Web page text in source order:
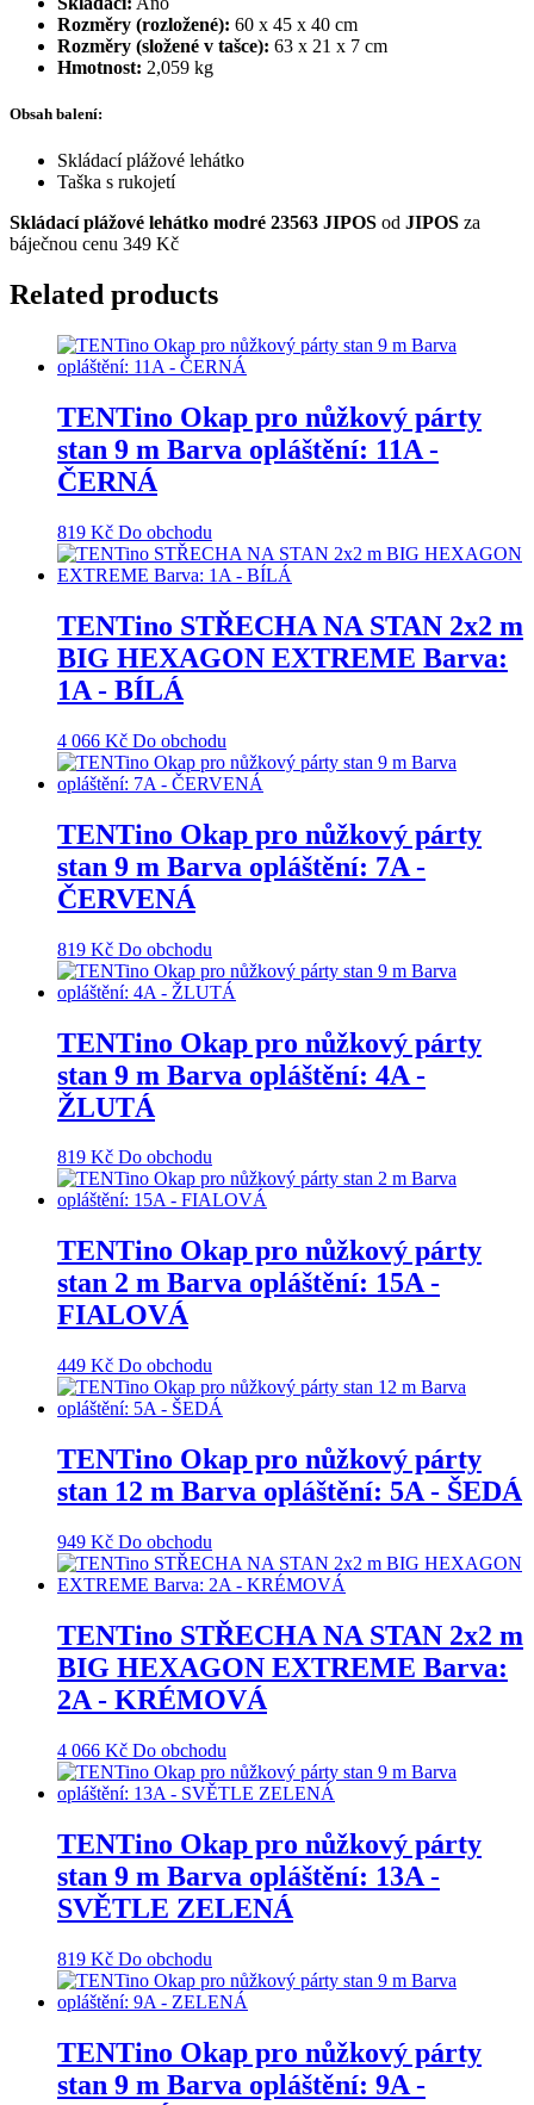
Rozměry (rozložené): 60 x 45 x 40 cm
Rozměry (složené v tašce): 63 x 21 x 7 cm
Hmotnost: 2,059 kg
Obsah balení:
Skládací plážové lehátko
Taška s rukojetí
Skládací plážové lehátko modré 23563 JIPOS od JIPOS za
báječnou cenu 349 Kč
Related products
TENTino Okap pro nůžkový párty
stan 9 m Barva opláštění: 11A -
ČERNÁ
819 Kč Do obchodu
TENTino STŘECHA NA STAN 2x2 m
BIG HEXAGON EXTREME Barva:
1A - BÍLÁ
4 066 Kč Do obchodu
TENTino Okap pro nůžkový párty
stan 9 m Barva opláštění: 7A -
ČERVENÁ
819 Kč Do obchodu
TENTino Okap pro nůžkový párty
stan 9 m Barva opláštění: 4A -
ŽLUTÁ
819 Kč Do obchodu
TENTino Okap pro nůžkový párty
stan 2 m Barva opláštění: 15A -
FIALOVÁ
449 Kč Do obchodu
TENTino Okap pro nůžkový párty
stan 12 m Barva opláštění: 5A - ŠEDÁ
949 Kč Do obchodu
TENTino STŘECHA NA STAN 2x2 m
BIG HEXAGON EXTREME Barva:
2A - KRÉMOVÁ
4 066 Kč Do obchodu
TENTino Okap pro nůžkový párty
stan 9 m Barva opláštění: 13A -
SVĚTLE ZELENÁ
819 Kč Do obchodu
TENTino Okap pro nůžkový párty
stan 9 m Barva opláštění: 9A -